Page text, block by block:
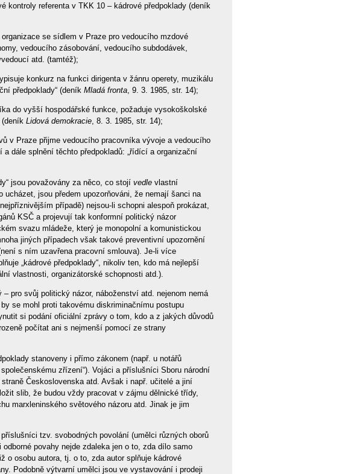
kontroly referenta v TKK 10 – kádrové předpoklady (deník
se sídlem v Praze pro vedoucího mzdové
vedoucího zásobování, vedoucího subdodávek,
atd. (tamtéž);
konkurz na funkci dirigenta v žánru operety, muzikálu
předpoklady“ (deník Mladá fronta , 9. 3. 1985, str. 14);
do vyšší hospodářské funkce, požaduje vysokoškolské
Lidová demokracie , 8. 3. 1985, str. 14);
v Praze přijme vedoucího pracovníka vývoje a vedoucího
dále splnění těchto předpokladů: „řídící a organizační
jsou považovány za něco, co stojí vedle vlastní
jsou předem upozorňováni, že nemají šanci na
případě) nejsou-li schopni alespoň prokázat,
KSČ a projevují tak konformní politický názor
svazu mládeže, který je monopolní a komunistickou
jiných případech však takové preventivní upozornění
s ním uzavřena pracovní smlouva). Je-li více
„kádrové předpoklady“, nikoliv ten, kdo má nejlepší
vlastnosti, organizátorské schopnosti atd.).
pro svůj politický názor, náboženství atd. nejenom nemá
se mohl proti takovému diskriminačnímu postupu
si podání oficiální zprávy o tom, kdo a z jakých důvodů
počítat ani s nejmenší pomocí ze strany
stanoveny i přímo zákonem (např. u notářů
zřízení“). Vojáci a příslušníci Sboru národní
Československa atd. Avšak i např. učitelé a jiní
slib, že budou vždy pracovat v zájmu dělnické třídy,
marxleninského světového názoru atd. Jinak je jim
tzv. svobodných povolání (umělci různých oborů
povahy nejde zdaleka jen o to, zda dílo samo
o osobu autora, tj. o to, zda autor splňuje kádrové
Podobně výtvarní umělci jsou ve vystavování i prodeji